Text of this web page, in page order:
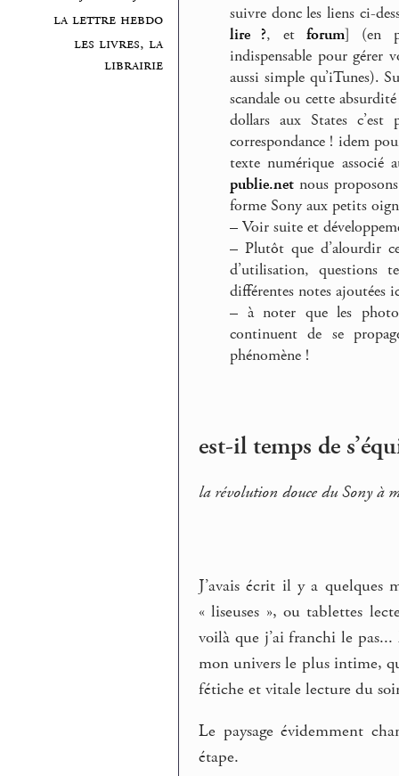
la lettre hebdo
les livres, la
librairie
suivre donc les liens ci-
lire ?, etforum] (en
indispensable pour gérer
aussi simple qu’iTunes).
scandale ou cette
dollars aux States
correspondance ! idem
texte numérique
publie.net nous
forme Sony aux petits
– Voir suite et
– Plutôt que d’alourdir
d’utilisation, questions
différentes notes ajoutées
– à noter que les
continuent de se
phénomène !
est-il temps de
la révolution douce du Sony à
J’avais écrit il y a quelques
« liseuses », ou tablettes
voilà que j’ai franchi le pas...
mon univers le plus intime,
fétiche et vitale lecture du
Le paysage évidemment
étape.